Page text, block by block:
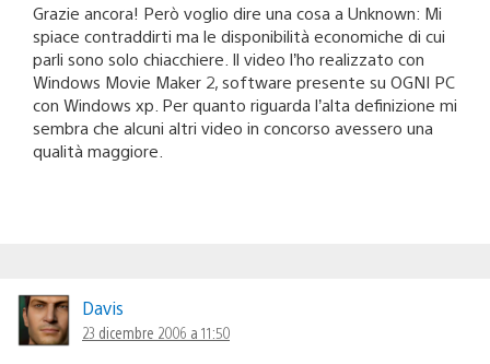
Grazie ancora! Però voglio dire una cosa a Unknown: Mi
spiace contraddirti ma le disponibilità economiche di cui
parli sono solo chiacchiere. Il video l’ho realizzato con
Windows Movie Maker 2, software presente su OGNI PC
con Windows xp. Per quanto riguarda l’alta definizione mi
sembra che alcuni altri video in concorso avessero una
qualità maggiore.
Davis
23 dicembre 2006 a 11:50